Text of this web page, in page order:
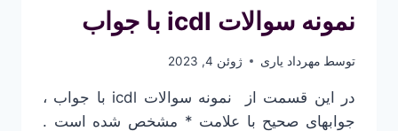
نمونه سوالات icdl با جواب
توسط مهرداد یاری ژوئن 4, 2023
در این قسمت از نمونه سوالات icdl با جواب ،
جوابهای صحیح با علامت * مشخص شده است .